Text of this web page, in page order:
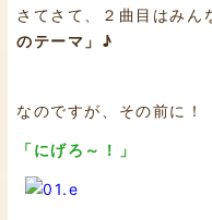
さてさて、２曲目はみん
のテーマ」♪
なのですが、その前に！
「にげろ～！」